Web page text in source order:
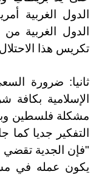
الدول الغربية
الدول الغربية
تكريس هذا الاحتلال.
ثانيا: ضرورة
الإسلامية بكافة
مشكلة فلسطين
التفكير جديا
"فإن الجدية تقضي
يكون عمله في